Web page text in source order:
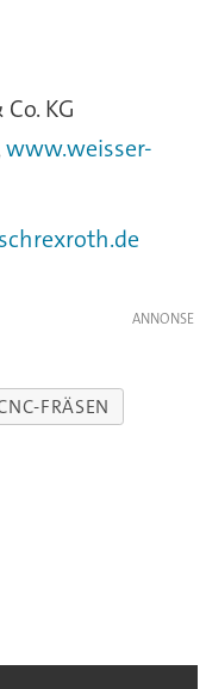
KG
www.weisser-
FRÄSEN